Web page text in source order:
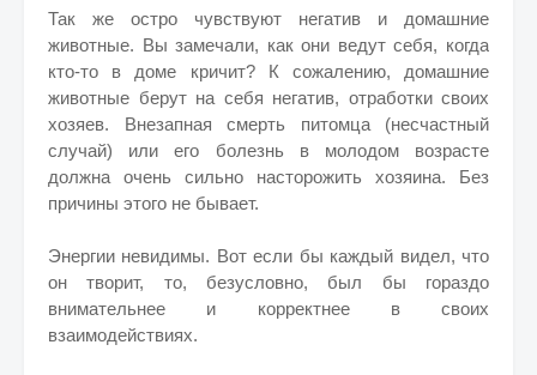
Так же остро чувствуют негатив и домашние
животные. Вы замечали, как они ведут себя, когда
кто-то в доме кричит? К сожалению, домашние
животные берут на себя негатив, отработки своих
хозяев. Внезапная смерть питомца (несчастный
случай) или его болезнь в молодом возрасте
должна очень сильно насторожить хозяина. Без
причины этого не бывает.
Энергии невидимы. Вот если бы каждый видел, что
он творит, то, безусловно, был бы гораздо
внимательнее и корректнее в своих
взаимодействиях.